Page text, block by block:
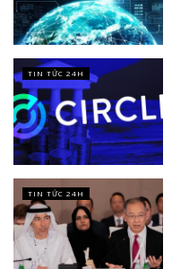
TIN TỨC 24H
TIN TỨC 24H